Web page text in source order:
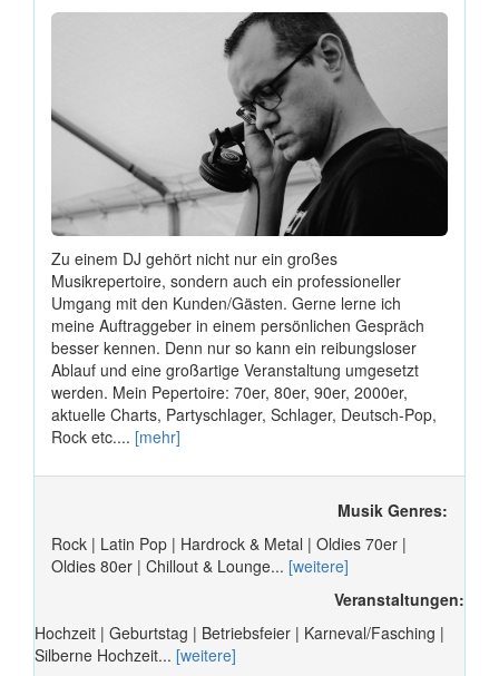
Zu einem DJ gehört nicht nur ein großes
Musikrepertoire, sondern auch ein professioneller
Umgang mit den Kunden/Gästen. Gerne lerne ich
meine Auftraggeber in einem persönlichen Gespräch
besser kennen. Denn nur so kann ein reibungsloser
Ablauf und eine großartige Veranstaltung umgesetzt
werden. Mein Pepertoire: 70er, 80er, 90er, 2000er,
aktuelle Charts, Partyschlager, Schlager, Deutsch-Pop,
Rock etc.... [mehr]
Musik Genres:
Rock | Latin Pop | Hardrock & Metal | Oldies 70er |
Oldies 80er | Chillout & Lounge... [weitere]
Veranstaltungen:
Hochzeit | Geburtstag | Betriebsfeier | Karneval/Fasching |
Silberne Hochzeit... [weitere]